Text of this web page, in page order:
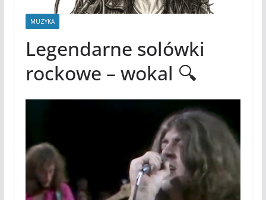
MUZYKA
Legendarne solówki
rockowe – wokal 🔍